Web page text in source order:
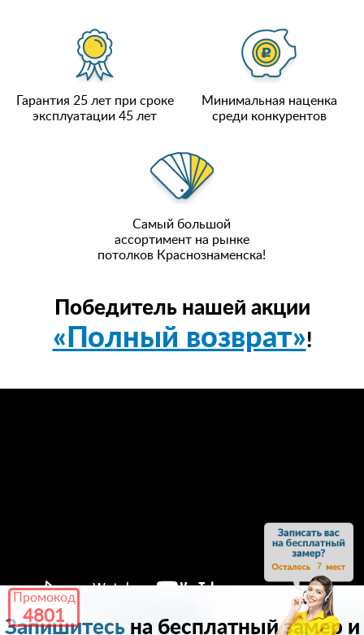
7
Промокод
4801
Гарантия 25 лет при сроке
эксплуатации 45 лет
Минимальная наценка
среди конкурентов
Самый большой
ассортимент на рынке
потолков Краснознаменска!
Победитель нашей акции
«Полный возврат»!
Запишитесьна бесплатный замер и